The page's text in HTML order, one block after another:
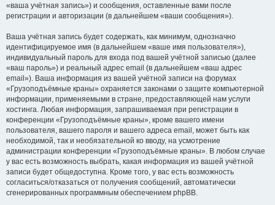
«ваша учётная запись») и сообщения, оставленные вами после
регистрации и авторизации (в дальнейшем «ваши сообщения»).
Ваша учётная запись будет содержать, как минимум, однозначно
идентифицируемое имя (в дальнейшем «ваше имя пользователя»),
индивидуальный пароль для входа под вашей учётной записью (далее
«ваш пароль») и реальный адрес email (в дальнейшем «ваш адрес
email»). Ваша информация из вашей учётной записи на форумах
«Грузоподъёмные краны» охраняется законами о защите компьютерной
информации, применяемыми в стране, предоставляющей нам услуги
хостинга. Любая информация, запрашиваемая при регистрации в
конференции «Грузоподъёмные краны», кроме вашего имени
пользователя, вашего пароля и вашего адреса email, может быть как
необходимой, так и необязательной ко вводу, на усмотрение
администрации конференции «Грузоподъёмные краны». В любом случае
у вас есть возможность выбрать, какая информация из вашей учётной
записи будет общедоступна. Кроме того, у вас есть возможность
согласиться/отказаться от получения сообщений, автоматически
сгенерированных программным обеспечением phpBB.